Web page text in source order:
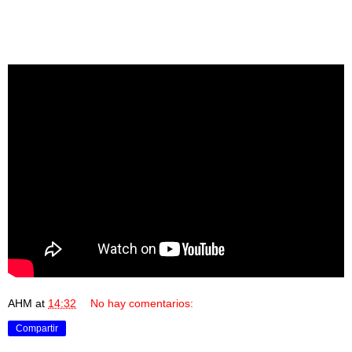
AHM at 14:32 No hay comentarios:
Compartir